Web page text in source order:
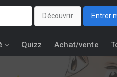
Découvrir Entrer
Quizz Achat/vente